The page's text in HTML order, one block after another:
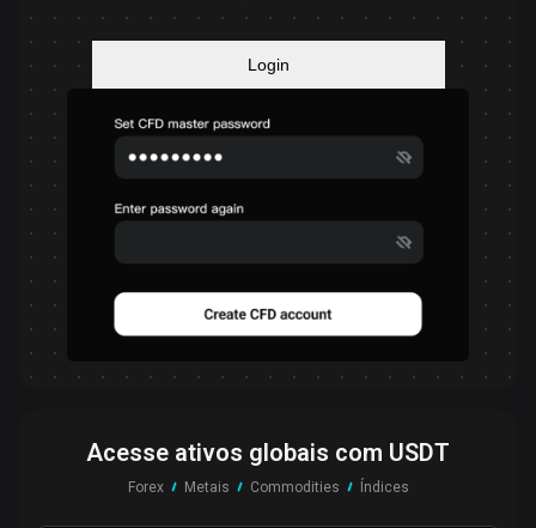
Login
Acesse ativos globais com USDT
Forex Metais Commodities Índices